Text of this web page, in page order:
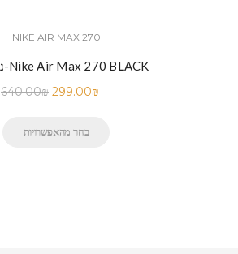
NIKE AIR MAX 270
נעלי נייק-Nike Air Max 270 BLACK
640.00₪ 299.00₪
בחר מהאפשרויות